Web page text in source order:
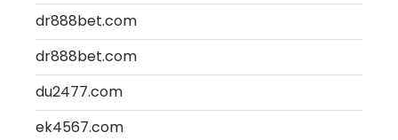
dr888bet.com
dr888bet.com
du2477.com
ek4567.com